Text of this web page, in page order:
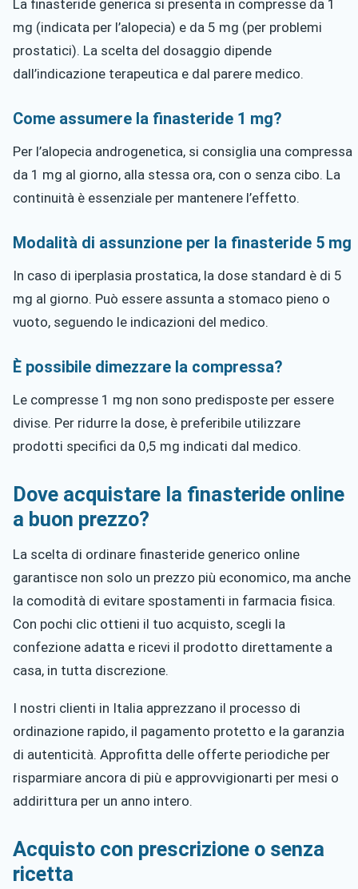
La finasteride generica si presenta in compresse da 1
mg (indicata per l’alopecia) e da 5 mg (per problemi
prostatici). La scelta del dosaggio dipende
dall’indicazione terapeutica e dal parere medico.
Come assumere la finasteride 1 mg?
Per l’alopecia androgenetica, si consiglia una compressa
da 1 mg al giorno, alla stessa ora, con o senza cibo. La
continuità è essenziale per mantenere l’effetto.
Modalità di assunzione per la finasteride 5 mg
In caso di iperplasia prostatica, la dose standard è di 5
mg al giorno. Può essere assunta a stomaco pieno o
vuoto, seguendo le indicazioni del medico.
È possibile dimezzare la compressa?
Le compresse 1 mg non sono predisposte per essere
divise. Per ridurre la dose, è preferibile utilizzare
prodotti specifici da 0,5 mg indicati dal medico.
Dove acquistare la finasteride online
a buon prezzo?
La scelta di ordinare finasteride generico online
garantisce non solo un prezzo più economico, ma anche
la comodità di evitare spostamenti in farmacia fisica.
Con pochi clic ottieni il tuo acquisto, scegli la
confezione adatta e ricevi il prodotto direttamente a
casa, in tutta discrezione.
I nostri clienti in Italia apprezzano il processo di
ordinazione rapido, il pagamento protetto e la garanzia
di autenticità. Approfitta delle offerte periodiche per
risparmiare ancora di più e approvvigionarti per mesi o
addirittura per un anno intero.
Acquisto con prescrizione o senza
ricetta